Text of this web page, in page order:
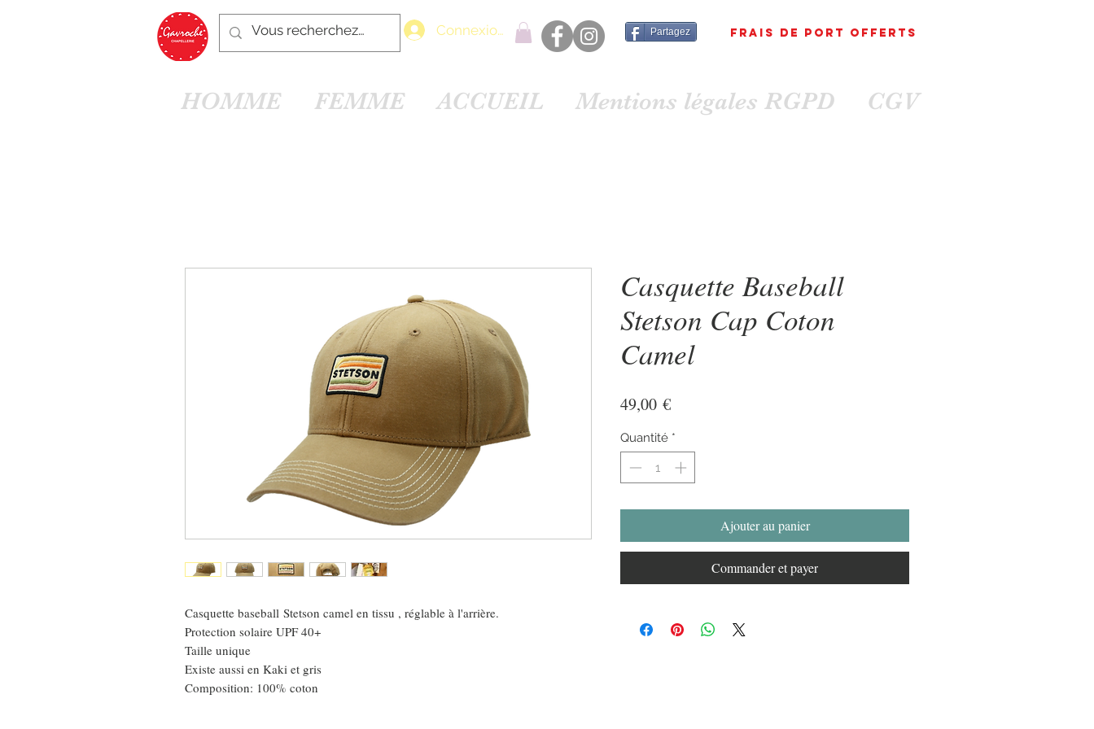
Connexion Partagez FRAIS DE PORT OFFErts
HOMME FEMME ACCUEIL Mentions légales RGPD CGV
Casquette baseball Stetson camel en tissu , réglable à l'arrière.
Protection solaire UPF 40+
Taille unique
Existe aussi en Kaki et gris
Composition: 100% coton
Casquette Baseball
Stetson Cap Coton
Camel
49,00 €Prix
Quantité *
Ajouter au panier
Commander et payer